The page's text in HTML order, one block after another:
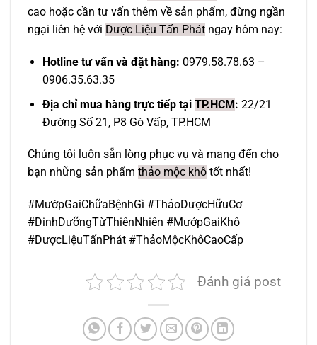
cao hoặc cần tư vấn thêm về sản phẩm, đừng ngần
ngại liên hệ với Dược Liệu Tấn Phát ngay hôm nay:
Hotline tư vấn và đặt hàng: 0979.58.78.63 –
0906.35.63.35
Địa chỉ mua hàng trực tiếp tại TP.HCM: 22/21
Đường Số 21, P8 Gò Vấp, TP.HCM
Chúng tôi luôn sẵn lòng phục vụ và mang đến cho
bạn những sản phẩm thảo mộc khô tốt nhất!
#MướpGaiChữaBệnhGì #ThảoDượcHữuCơ
#DinhDưỡngTừThiênNhiên #MướpGaiKhô
#DượcLiệuTấnPhát #ThảoMộcKhôCaoCấp
Đánh giá post